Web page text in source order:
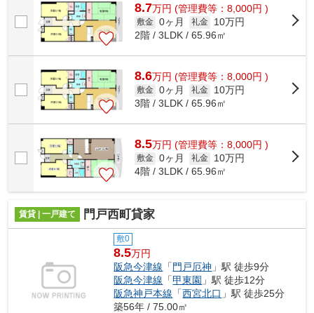
8.7万円 (管理費等：8,000円 )
敷金 0ヶ月 礼金
10万円
2階 / 3LDK / 65.96㎡
8.6万円 (管理費等：8,000円 )
敷金 0ヶ月 礼金
10万円
3階 / 3LDK / 65.96㎡
8.5万円 (管理費等：8,000円 )
敷金 0ヶ月 礼金
10万円
4階 / 3LDK / 65.96㎡
賃貸 | 一戸建て 門戸西町貸家
敷0
8.5万円
阪急今津線 「 門戸厄神 」駅 徒歩9分
阪急今津線 「甲東園 」駅 徒歩12分
阪急神戸本線 「西宮北口 」駅 徒歩25分
築56年 / 75.00㎡